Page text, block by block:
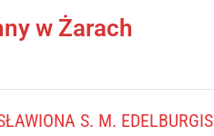
w Żarach
S. M. EDELBURGIS